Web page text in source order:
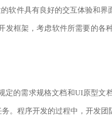
件具有良好的交互体验和界
框架，考虑软件所需要的各
需求规格文档和UI原型文
。程序开发的过程中，开发